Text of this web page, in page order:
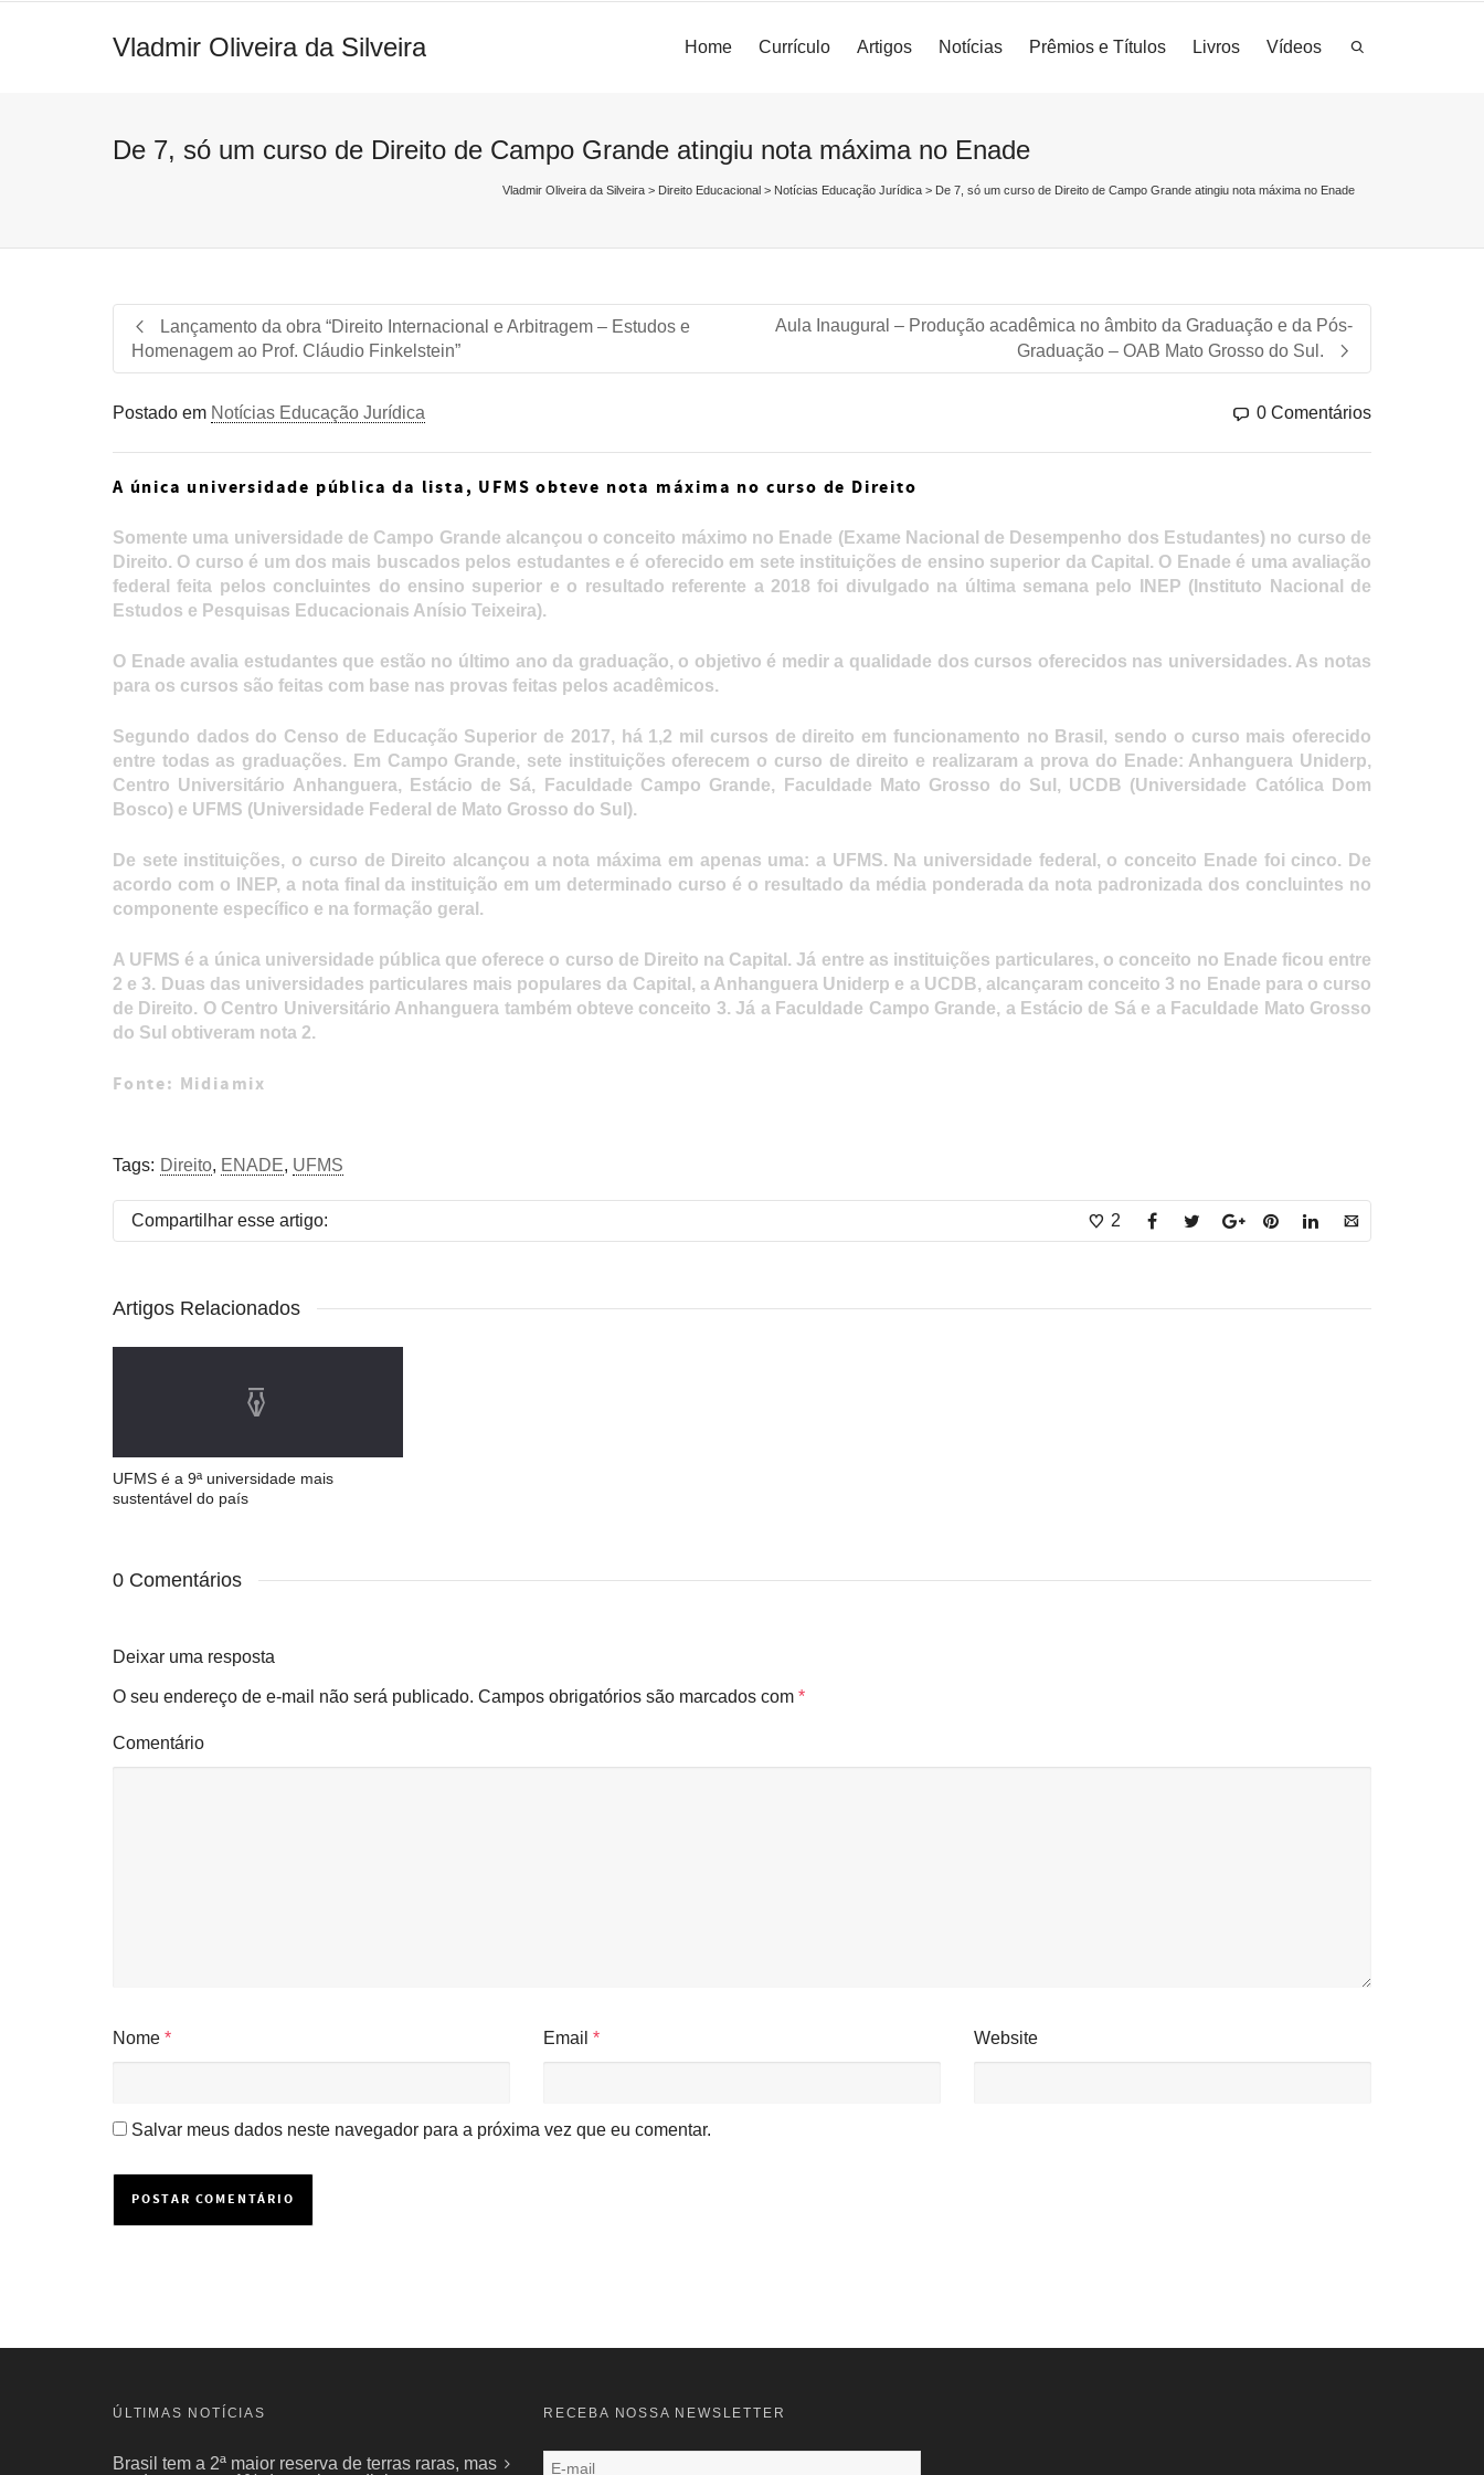
Vladmir Oliveira da Silveira Home Currículo Artigos Notícias Prêmios e Títulos Livros Vídeos
De 7, só um curso de Direito de Campo Grande atingiu nota máxima no Enade
Vladmir Oliveira da Silveira > Direito Educacional > Notícias Educação Jurídica > De 7, só um curso de Direito de Campo Grande atingiu nota máxima no Enade
Lançamento da obra “Direito Internacional e Arbitragem – Estudos e
Homenagem ao Prof. Cláudio Finkelstein”
Aula Inaugural – Produção acadêmica no âmbito da Graduação e da Pós-
Graduação – OAB Mato Grosso do Sul.
Postado em Notícias Educação Jurídica 0 Comentários
A única universidade pública da lista, UFMS obteve nota máxima no curso de Direito
Somente uma universidade de Campo Grande alcançou o conceito máximo no Enade (Exame Nacional de Desempenho dos Estudantes) no curso de
Direito. O curso é um dos mais buscados pelos estudantes e é oferecido em sete instituições de ensino superior da Capital. O Enade é uma avaliação
federal feita pelos concluintes do ensino superior e o resultado referente a 2018 foi divulgado na última semana pelo INEP (Instituto Nacional de
Estudos e Pesquisas Educacionais Anísio Teixeira).
O Enade avalia estudantes que estão no último ano da graduação, o objetivo é medir a qualidade dos cursos oferecidos nas universidades. As notas
para os cursos são feitas com base nas provas feitas pelos acadêmicos.
Segundo dados do Censo de Educação Superior de 2017, há 1,2 mil cursos de direito em funcionamento no Brasil, sendo o curso mais oferecido
entre todas as graduações. Em Campo Grande, sete instituições oferecem o curso de direito e realizaram a prova do Enade: Anhanguera Uniderp,
Centro Universitário Anhanguera, Estácio de Sá, Faculdade Campo Grande, Faculdade Mato Grosso do Sul, UCDB (Universidade Católica Dom
Bosco) e UFMS (Universidade Federal de Mato Grosso do Sul).
De sete instituições, o curso de Direito alcançou a nota máxima em apenas uma: a UFMS. Na universidade federal, o conceito Enade foi cinco. De
acordo com o INEP, a nota final da instituição em um determinado curso é o resultado da média ponderada da nota padronizada dos concluintes no
componente específico e na formação geral.
A UFMS é a única universidade pública que oferece o curso de Direito na Capital. Já entre as instituições particulares, o conceito no Enade ficou entre
2 e 3. Duas das universidades particulares mais populares da Capital, a Anhanguera Uniderp e a UCDB, alcançaram conceito 3 no Enade para o curso
de Direito. O Centro Universitário Anhanguera também obteve conceito 3. Já a Faculdade Campo Grande, a Estácio de Sá e a Faculdade Mato Grosso
do Sul obtiveram nota 2.
Fonte: Midiamix
Tags: Direito, ENADE, UFMS
Compartilhar esse artigo: 2
Artigos Relacionados
UFMS é a 9ª universidade mais
sustentável do país
0 Comentários
Deixar uma resposta
O seu endereço de e-mail não será publicado. Campos obrigatórios são marcados com *
Comentário
Nome * Email * Website
Salvar meus dados neste navegador para a próxima vez que eu comentar.
ÚLTIMAS NOTÍCIAS
Brasil tem a 2ª maior reserva de terras raras, mas
RECEBA NOSSA NEWSLETTER